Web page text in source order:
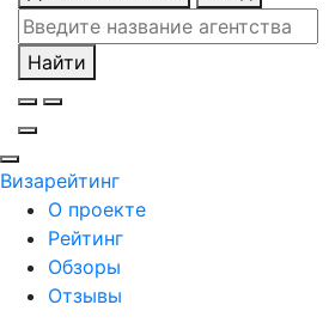
Найти
Визарейтинг
О проекте
Рейтинг
Обзоры
Отзывы